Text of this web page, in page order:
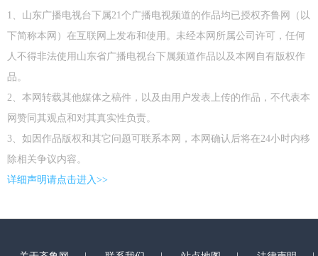
1、山东广播电视台下属21个广播电视频道的作品均已授权齐鲁网（以
下简称本网）在互联网上发布和使用。未经本网所属公司许可，任何
人不得非法使用山东省广播电视台下属频道作品以及本网自有版权作
品。
2、本网转载其他媒体之稿件，以及由用户发表上传的作品，不代表本
网赞同其观点和对其真实性负责。
3、如因作品版权和其它问题可联系本网，本网确认后将在24小时内移
除相关争议内容。
详细声明请点击进入>>